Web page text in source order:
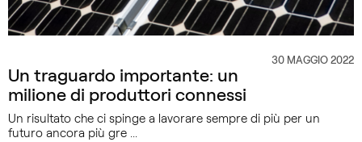
30 MAGGIO 2022
Un traguardo importante: un
milione di produttori connessi
Un risultato che ci spinge a lavorare sempre di più per un
futuro ancora più gre ...